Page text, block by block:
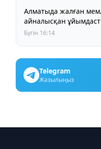
Алматыда жалған
айналысқан
Бүгін 16:14
Telegram
Жазылыңыз